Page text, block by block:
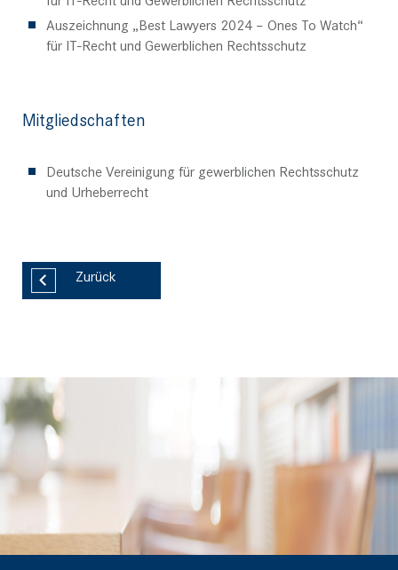
Auszeichnung „Best Lawyers 2024 – Ones To Watch“
für IT-Recht und Gewerblichen Rechtsschutz
Mitgliedschaften
Deutsche Vereinigung für gewerblichen Rechtsschutz
und Urheberrecht
Zurück